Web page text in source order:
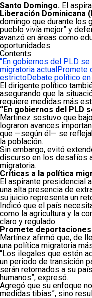
Santo Domingo. El
Liberación Dominicana
domingo que durante los
pueblo vivía mejor” y
avanzó en áreas como
oportunidades.
Contents
“En gobiernos del PLD se
migratoria actual Promete
estrictoDebate político
El dirigente político
asegurando que la
requiere medidas más
“En gobiernos del PLD
Martínez sostuvo que
lograron avances
que —según él— se
la población.
Sin embargo, evitó
discurso en los desafíos
migratoria.
Críticas a la política
El aspirante presidencial
una alta presencia de
su juicio representa un
Indicó que el país
como la agricultura y la
claro y regulado.
Promete
Martínez afirmó que, de
una política migratoria
“Los ilegales que estén
un periodo de transición
serán retornados a su
humanos”, expresó.
Agregó que su enfoque
medidas tibias”, sino